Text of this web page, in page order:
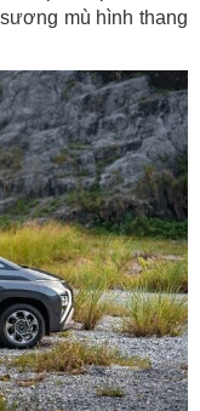
mù hình thang